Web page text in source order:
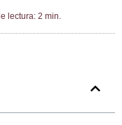
lectura: 2 min.